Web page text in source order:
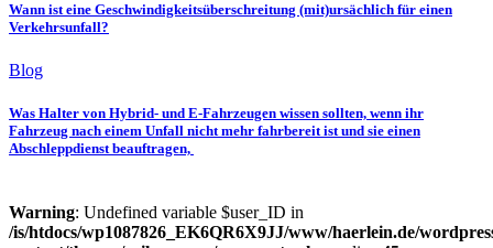
Wann ist eine Geschwindigkeitsüberschreitung (mit)ursächlich für einen
Verkehrsunfall?
Blog
Was Halter von Hybrid- und E-Fahrzeugen wissen sollten, wenn ihr
Fahrzeug nach einem Unfall nicht mehr fahrbereit ist und sie einen
Abschleppdienst beauftragen,
Warning: Undefined variable $user_ID in
/is/htdocs/wp1087826_EK6QR6X9JJ/www/haerlein.de/